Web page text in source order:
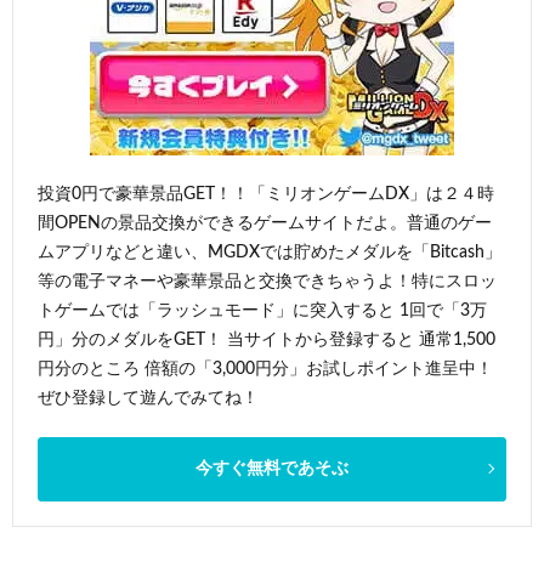
投資0円で豪華景品GET！！「ミリオンゲームDX」は２４時
間OPENの景品交換ができるゲームサイトだよ。普通のゲー
ムアプリなどと違い、MGDXでは貯めたメダルを「Bitcash」
等の電子マネーや豪華景品と交換できちゃうよ！特にスロッ
トゲームでは「ラッシュモード」に突入すると 1回で「3万
円」分のメダルをGET！ 当サイトから登録すると 通常1,500
円分のところ 倍額の「3,000円分」お試しポイント進呈中！
ぜひ登録して遊んでみてね！
今すぐ無料であそぶ